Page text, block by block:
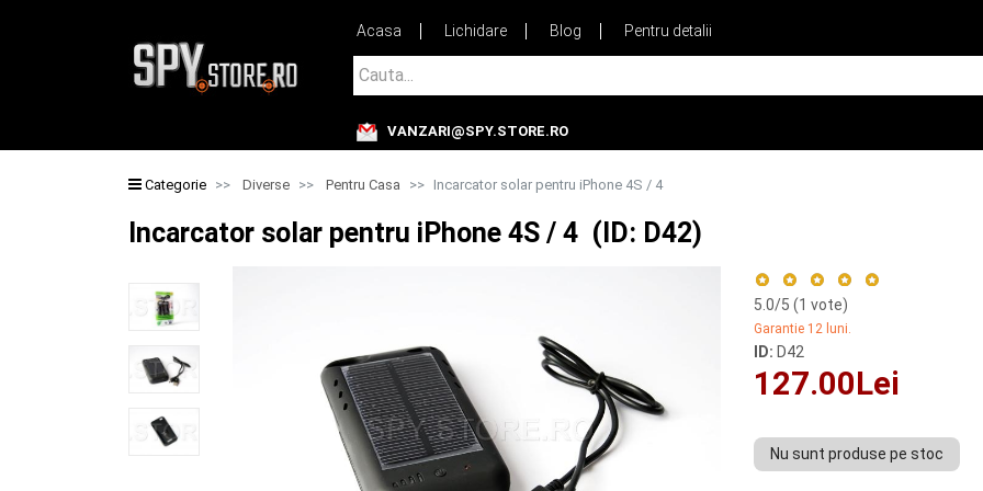
Acasa Lichidare Blog
Pentru detalii
Cauta...
VANZARI@SPY.STORE.RO
Categorie Diverse Pentru Casa Incarcator solar pentru iPhone 4S / 4
Incarcator solar pentru iPhone 4S / 4 (ID: D42)
5.0/5 (1 vote)
Garantie 12 luni.
ID: D42
127.00Lei
Nu sunt produse pe stoc